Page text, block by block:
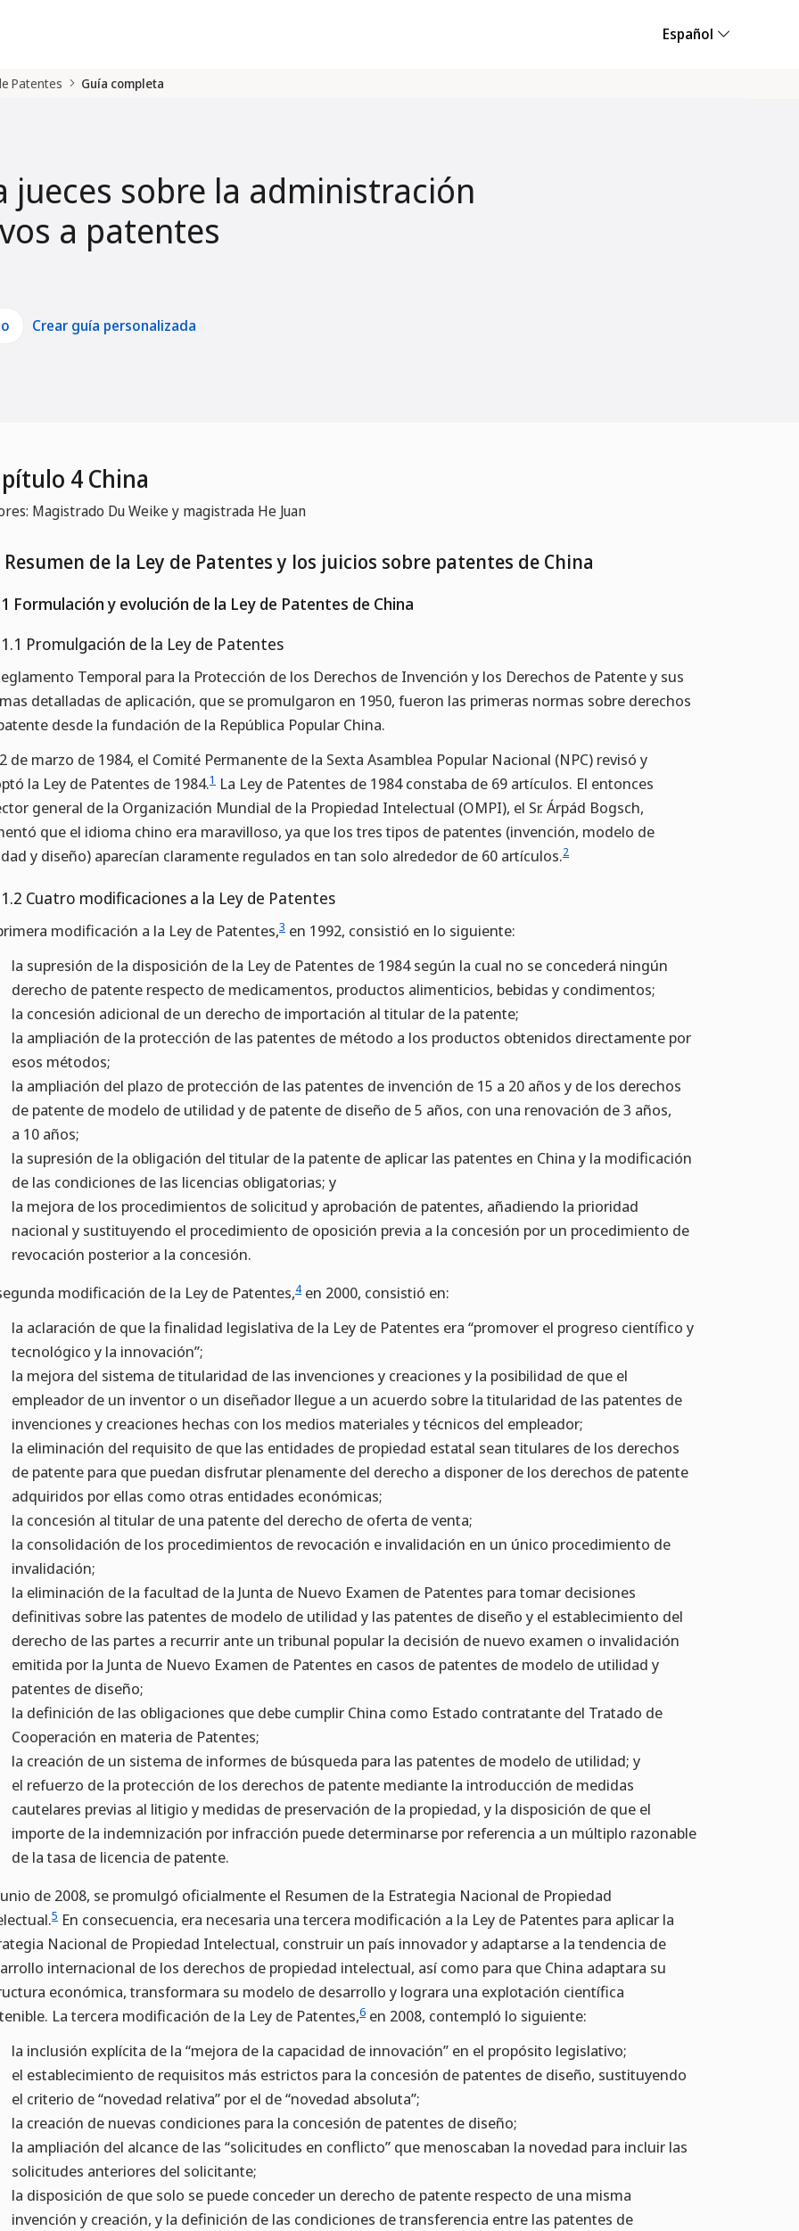
Español
Patentes Guía completa
sobre la administración
a patentes
Crear guía personalizada
4 China
Magistrado Du Weike y magistrada He Juan
Resumen de la Ley de Patentes y los juicios sobre patentes de China
Formulación y evolución de la Ley de Patentes de China
Promulgación de la Ley de Patentes
Temporal para la Protección de los Derechos de Invención y los Derechos de Patente y sus
detalladas de aplicación, que se promulgaron en 1950, fueron las primeras normas sobre derechos
desde la fundación de la República Popular China.
de marzo de 1984, el Comité Permanente de la Sexta Asamblea Popular Nacional (NPC) revisó y
la Ley de Patentes de 1984.1 La Ley de Patentes de 1984 constaba de 69 artículos. El entonces
general de la Organización Mundial de la Propiedad Intelectual (OMPI), el Sr. Árpád Bogsch,
que el idioma chino era maravilloso, ya que los tres tipos de patentes (invención, modelo de
y diseño) aparecían claramente regulados en tan solo alrededor de 60 artículos.2
Cuatro modificaciones a la Ley de Patentes
modificación a la Ley de Patentes,3 en 1992, consistió en lo siguiente:
la supresión de la disposición de la Ley de Patentes de 1984 según la cual no se concederá ningún
derecho de patente respecto de medicamentos, productos alimenticios, bebidas y condimentos;
la concesión adicional de un derecho de importación al titular de la patente;
la ampliación de la protección de las patentes de método a los productos obtenidos directamente por
esos métodos;
la ampliación del plazo de protección de las patentes de invención de 15 a 20 años y de los derechos
de patente de modelo de utilidad y de patente de diseño de 5 años, con una renovación de 3 años,
a 10 años;
la supresión de la obligación del titular de la patente de aplicar las patentes en China y la modificación
de las condiciones de las licencias obligatorias; y
la mejora de los procedimientos de solicitud y aprobación de patentes, añadiendo la prioridad
nacional y sustituyendo el procedimiento de oposición previa a la concesión por un procedimiento de
revocación posterior a la concesión.
modificación de la Ley de Patentes,4 en 2000, consistió en:
la aclaración de que la finalidad legislativa de la Ley de Patentes era “promover el progreso científico y
tecnológico y la innovación”;
la mejora del sistema de titularidad de las invenciones y creaciones y la posibilidad de que el
empleador de un inventor o un diseñador llegue a un acuerdo sobre la titularidad de las patentes de
invenciones y creaciones hechas con los medios materiales y técnicos del empleador;
la eliminación del requisito de que las entidades de propiedad estatal sean titulares de los derechos
de patente para que puedan disfrutar plenamente del derecho a disponer de los derechos de patente
adquiridos por ellas como otras entidades económicas;
la concesión al titular de una patente del derecho de oferta de venta;
la consolidación de los procedimientos de revocación e invalidación en un único procedimiento de
invalidación;
la eliminación de la facultad de la Junta de Nuevo Examen de Patentes para tomar decisiones
definitivas sobre las patentes de modelo de utilidad y las patentes de diseño y el establecimiento del
derecho de las partes a recurrir ante un tribunal popular la decisión de nuevo examen o invalidación
emitida por la Junta de Nuevo Examen de Patentes en casos de patentes de modelo de utilidad y
patentes de diseño;
la definición de las obligaciones que debe cumplir China como Estado contratante del Tratado de
Cooperación en materia de Patentes;
la creación de un sistema de informes de búsqueda para las patentes de modelo de utilidad; y
el refuerzo de la protección de los derechos de patente mediante la introducción de medidas
cautelares previas al litigio y medidas de preservación de la propiedad, y la disposición de que el
importe de la indemnización por infracción puede determinarse por referencia a un múltiplo razonable
de la tasa de licencia de patente.
de 2008, se promulgó oficialmente el Resumen de la Estrategia Nacional de Propiedad
5 En consecuencia, era necesaria una tercera modificación a la Ley de Patentes para aplicar la
Nacional de Propiedad Intelectual, construir un país innovador y adaptarse a la tendencia de
internacional de los derechos de propiedad intelectual, así como para que China adaptara su
económica, transformara su modelo de desarrollo y lograra una explotación científica
La tercera modificación de la Ley de Patentes,6 en 2008, contempló lo siguiente:
la inclusión explícita de la “mejora de la capacidad de innovación” en el propósito legislativo;
el establecimiento de requisitos más estrictos para la concesión de patentes de diseño, sustituyendo
el criterio de “novedad relativa” por el de “novedad absoluta”;
la creación de nuevas condiciones para la concesión de patentes de diseño;
la ampliación del alcance de las “solicitudes en conflicto” que menoscaban la novedad para incluir las
solicitudes anteriores del solicitante;
la disposición de que solo se puede conceder un derecho de patente respecto de una misma
invención y creación, y la definición de las condiciones de transferencia entre las patentes de